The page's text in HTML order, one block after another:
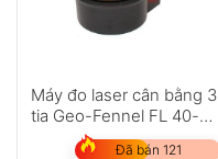
Máy đo laser cân bằng 3
tia Geo-Fennel FL 40-3
Liner HP
Đã bán 121